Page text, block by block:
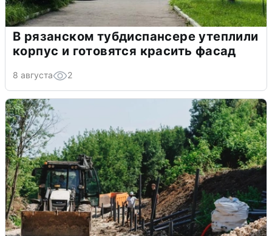
В рязанском тубдиспансере утеплили
корпус и готовятся красить фасад
8 августа 2